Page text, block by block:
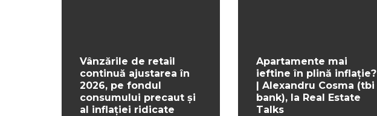
Vânzările de retail
continuă ajustarea în
2026, pe fondul
consumului precaut și
al inflației ridicate
Apartamente mai
ieftine în plină inflație?
| Alexandru Cosma (tbi
bank), la Real Estate
Talks